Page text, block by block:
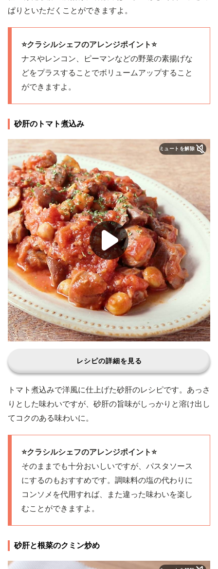
ぱりといただくことができますよ。
⭐️クラシルシェフのアレンジポイント⭐️
ナスやレンコン、ピーマンなどの野菜の素揚げな
どをプラスすることでボリュームアップすること
ができますよ。
砂肝のトマト煮込み
ミュートを解除
レシピの詳細を見る
トマト煮込みで洋風に仕上げた砂肝のレシピです。あっさ
りとした味わいですが、砂肝の旨味がしっかりと溶け出し
てコクのある味わいに。
⭐️クラシルシェフのアレンジポイント⭐️
そのままでも十分おいしいですが、パスタソース
にするのもおすすめです。調味料の塩の代わりに
コンソメを代用すれば、また違った味わいを楽し
むことができますよ。
砂肝と根菜のクミン炒め